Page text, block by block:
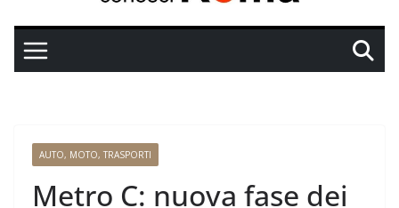
AUTO, MOTO, TRASPORTI
Metro C: nuova fase dei